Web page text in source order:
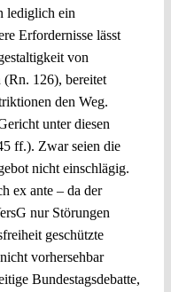
lediglich ein
Erfordernisse lässt
von
(Rn. 126), bereitet
den Weg.
unter diesen
ff.). Zwar seien die
nicht einschlägig.
ex ante – da der
nur Störungen
geschützte
vorhersehbar
Bundestagsdebatte,